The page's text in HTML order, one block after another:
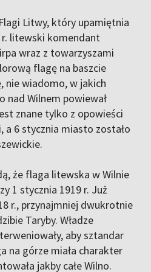
Litwy, który upamiętnia
litewski komendant
wraz z towarzyszami
flagę na baszcie
nie wiadomo, w jakich
nad Wilnem powiewał
znane tylko z opowieści
a 6 stycznia miasto zostało
że flaga litewska w Wilnie
1 stycznia 1919 r. Już
r., przynajmniej dwukrotnie
Taryby. Władze
aby sztandar
na górze miała charakter
jakby całe Wilno.